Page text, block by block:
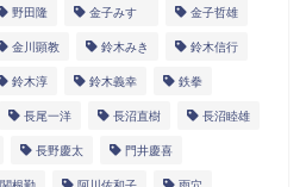
野田隆 金子みすゞ 金子哲雄
金川顕教 鈴木みき 鈴木信行
鈴木淳 鈴木義幸 鉄拳
長尾一洋 長沼直樹 長沼睦雄
長野慶太 門井慶喜